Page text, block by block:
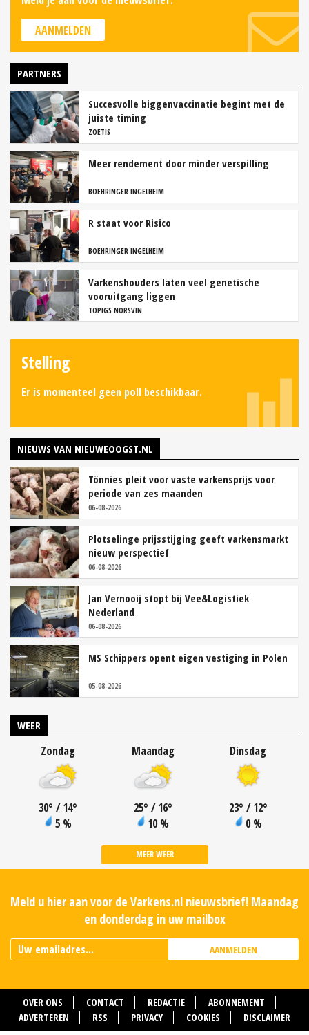
AANMELDEN
PARTNERS
Succesvolle biggenvaccinatie begint met de
juiste timing
ZOETIS
Meer rendement door minder verspilling
BOEHRINGER INGELHEIM
R staat voor Risico
BOEHRINGER INGELHEIM
Varkenshouders laten veel genetische
vooruitgang liggen
TOPIGS NORSVIN
Stelling
Er is momenteel geen poll beschikbaar.
NIEUWS VAN NIEUWEOOGST.NL
Tönnies pleit voor vaste varkensprijs voor
periode van zes maanden
06-08-2026
Plotselinge prijsstijging geeft varkensmarkt
nieuw perspectief
06-08-2026
Jan Vernooij stopt bij Vee&Logistiek
Nederland
06-08-2026
MS Schippers opent eigen vestiging in Polen
05-08-2026
WEER
Zondag
30° / 14°
5 %
Maandag
25° / 16°
10 %
Dinsdag
23° / 12°
0 %
MEER WEER
Meld u hier aan voor de Varkens.nl nieuwsbrief! Maandag
en donderdag in uw mailbox
AANMELDEN
OVER ONS CONTACT REDACTIE
ABONNEMENT
ADVERTEREN
RSS PRIVACY COOKIES DISCLAIMER